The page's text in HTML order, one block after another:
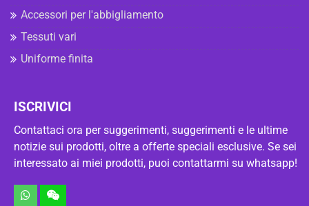
Accessori per l'abbigliamento
Tessuti vari
Uniforme finita
ISCRIVICI
Contattaci ora per suggerimenti, suggerimenti e le ultime
notizie sui prodotti, oltre a offerte speciali esclusive. Se sei
interessato ai miei prodotti, puoi contattarmi su whatsapp!